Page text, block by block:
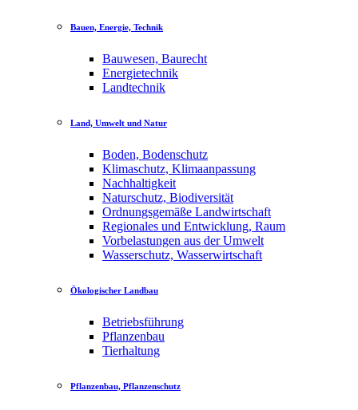
Bauen, Energie, Technik
Bauwesen, Baurecht
Energietechnik
Landtechnik
Land, Umwelt und Natur
Boden, Bodenschutz
Klimaschutz, Klimaanpassung
Nachhaltigkeit
Naturschutz, Biodiversität
Ordnungsgemäße Landwirtschaft
Regionales und Entwicklung, Raum
Vorbelastungen aus der Umwelt
Wasserschutz, Wasserwirtschaft
Ökologischer Landbau
Betriebsführung
Pflanzenbau
Tierhaltung
Pflanzenbau, Pflanzenschutz